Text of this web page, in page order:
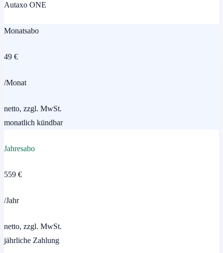
Autaxo ONE
Monatsabo
49 €
/Monat
netto, zzgl. MwSt.
monatlich kündbar
Jahresabo
559 €
/Jahr
netto, zzgl. MwSt.
jährliche Zahlung